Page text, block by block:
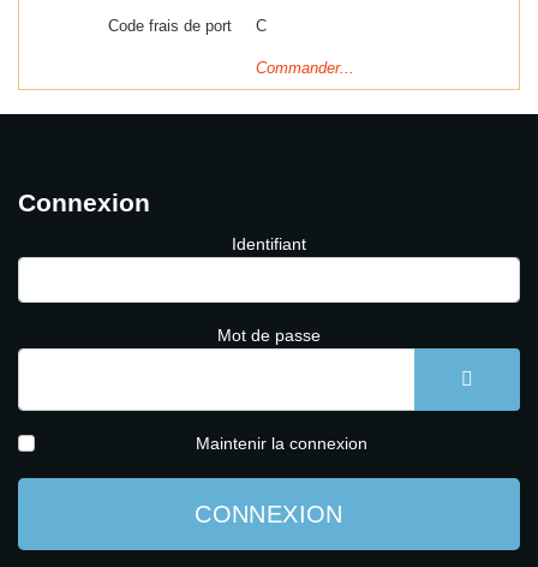
Code frais de port C
Commander...
Connexion
Identifiant
Mot de passe
Maintenir la connexion
CONNEXION